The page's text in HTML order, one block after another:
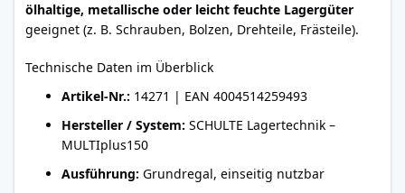
ölhaltige, metallische oder leicht feuchte Lagergüter
geeignet (z. B. Schrauben, Bolzen, Drehteile, Frästeile).
Technische Daten im Überblick
Artikel-Nr.: 14271 | EAN 4004514259493
Hersteller / System: SCHULTE Lagertechnik –
MULTIplus150
Ausführung: Grundregal, einseitig nutzbar